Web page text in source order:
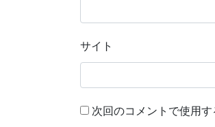
サイト
次回のコメントで使用